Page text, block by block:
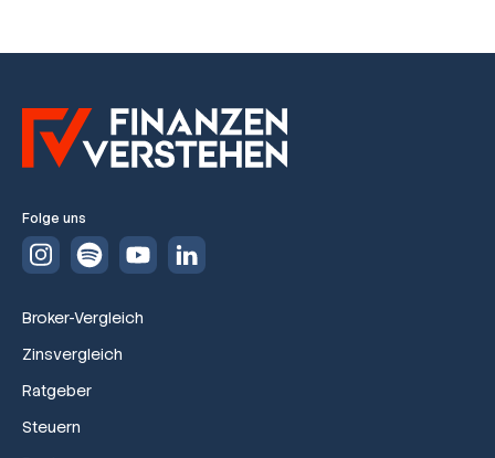
Folge uns
Broker-Vergleich
Zinsvergleich
Ratgeber
Steuern